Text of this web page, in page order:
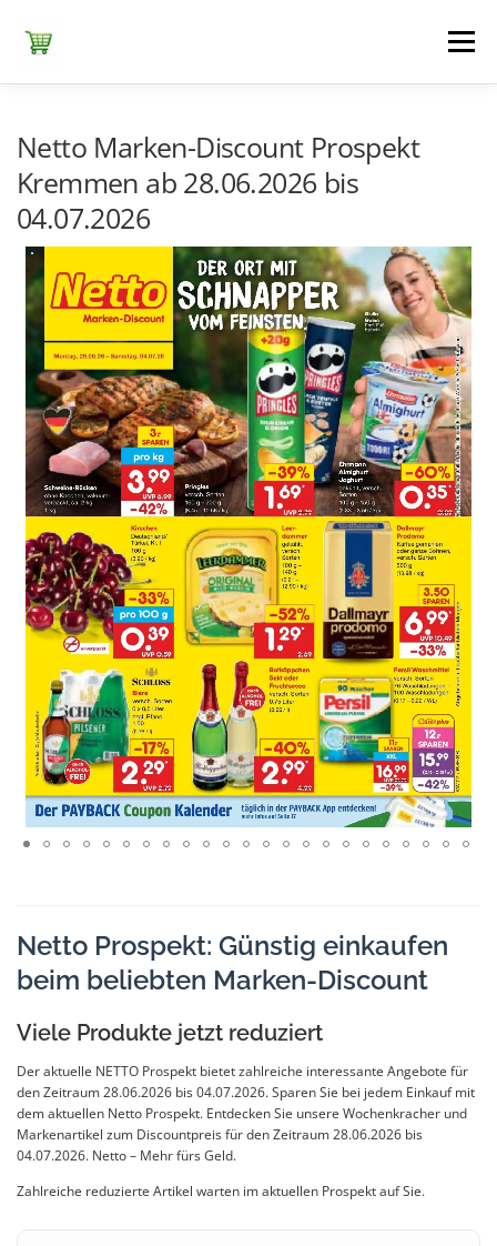
Inhalt
springen
Menü
LIDL NETTO DISCOUNT
+ ALLE
Netto Marken-Discount Prospekt
Kremmen ab 28.06.2026 bis
04.07.2026
Netto Prospekt: Günstig einkaufen
beim beliebten Marken-Discount
Viele Produkte jetzt reduziert
Der aktuelle NETTO Prospekt bietet zahlreiche interessante Angebote für
den Zeitraum 28.06.2026 bis 04.07.2026. Sparen Sie bei jedem Einkauf mit
dem aktuellen Netto Prospekt. Entdecken Sie unsere Wochenkracher und
Markenartikel zum Discountpreis für den Zeitraum 28.06.2026 bis
04.07.2026. Netto – Mehr fürs Geld.
Zahlreiche reduzierte Artikel warten im aktuellen Prospekt auf Sie.